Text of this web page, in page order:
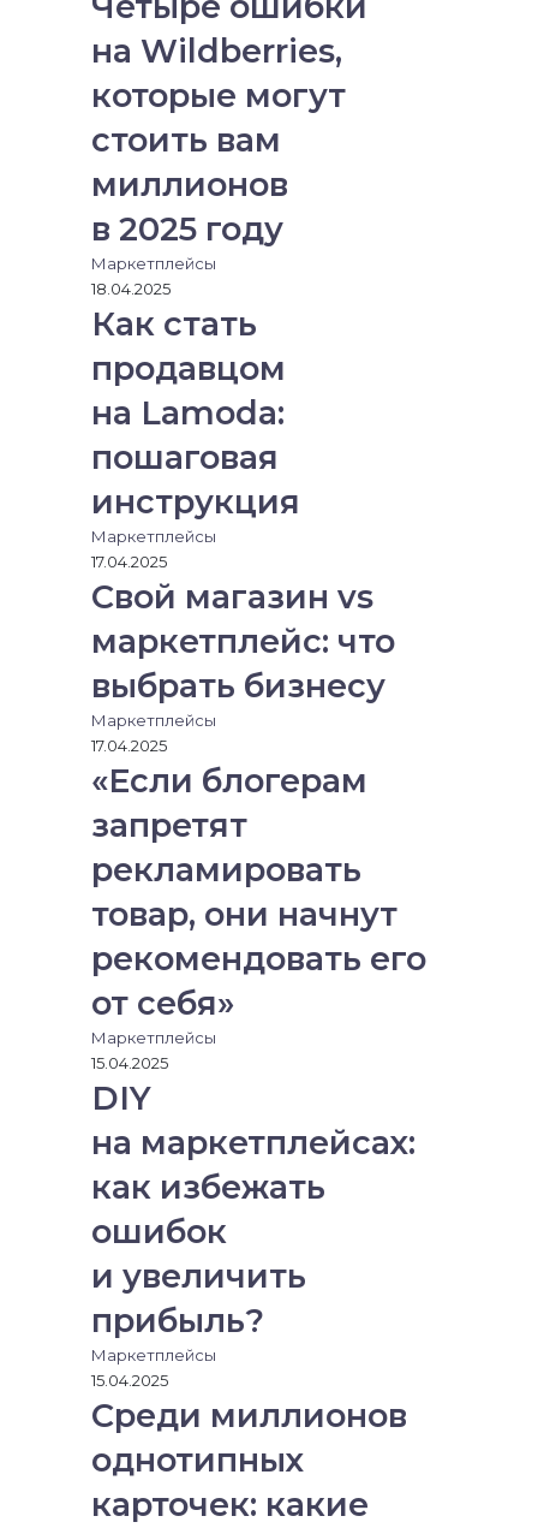
на Wildberries,
которые могут
стоить вам
миллионов
в 2025 году
Маркетплейсы
18.04.2025
Как стать
продавцом
на Lamoda:
пошаговая
инструкция
Маркетплейсы
17.04.2025
Свой магазин vs
маркетплейс: что
выбрать бизнесу
Маркетплейсы
17.04.2025
«Если блогерам
запретят
рекламировать
товар, они начнут
рекомендовать его
от себя»
Маркетплейсы
15.04.2025
DIY
на маркетплейсах:
как избежать
ошибок
и увеличить
прибыль?
Маркетплейсы
15.04.2025
Среди миллионов
однотипных
карточек: какие